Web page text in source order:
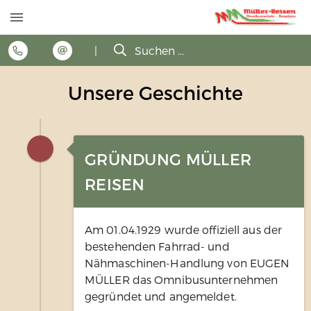
| Suchen ...
Unsere Geschichte
GRÜNDUNG MÜLLER
REISEN
Am 01.04.1929 wurde offiziell aus der
bestehenden Fahrrad- und
Nähmaschinen-Handlung von EUGEN
MÜLLER das Omnibusunternehmen
gegründet und angemeldet.